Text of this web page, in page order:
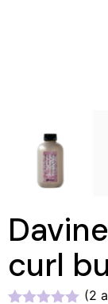
curl
(2